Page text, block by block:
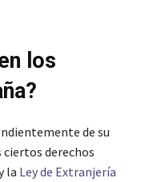
los
de su
derechos
la Ley de Extranjería